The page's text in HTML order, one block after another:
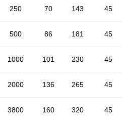
250 70 143 45
500 86 181 45
1000 101 230 45
2000 136 265 45
3800 160 320 45